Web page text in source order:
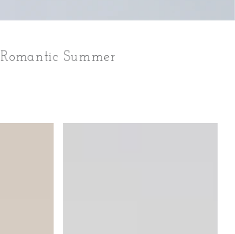
Romantic Summer